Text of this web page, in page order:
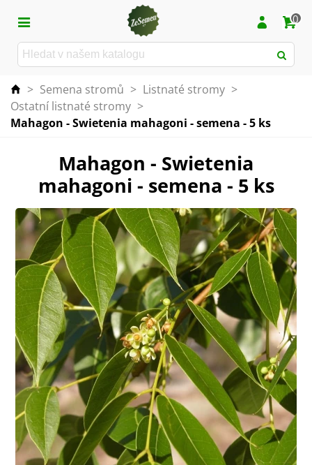
0
> Semena stromů > Listnaté stromy >
Ostatní listnaté stromy >
Mahagon - Swietenia mahagoni - semena - 5 ks
Mahagon - Swietenia
mahagoni - semena - 5 ks